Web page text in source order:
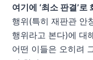
여기에 ‘최소 판결’로
행위(특히 재판관 안
행위라고 본다)에 대
어떤 이들은 오히려